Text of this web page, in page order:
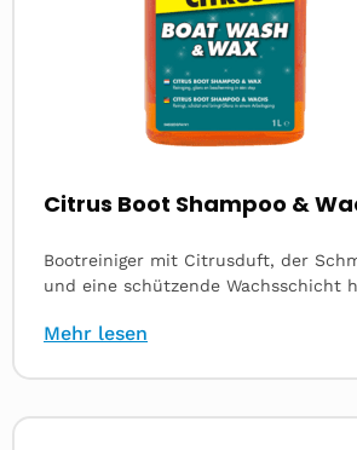
Citrus Boot Shampoo &
Bootreiniger mit Citrusduft, der
und eine schützende Wachsschicht
Mehr lesen
Read